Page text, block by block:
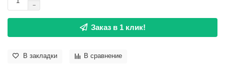
Заказ в 1 клик!
В закладки В сравнение